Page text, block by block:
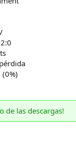
de las descargas!